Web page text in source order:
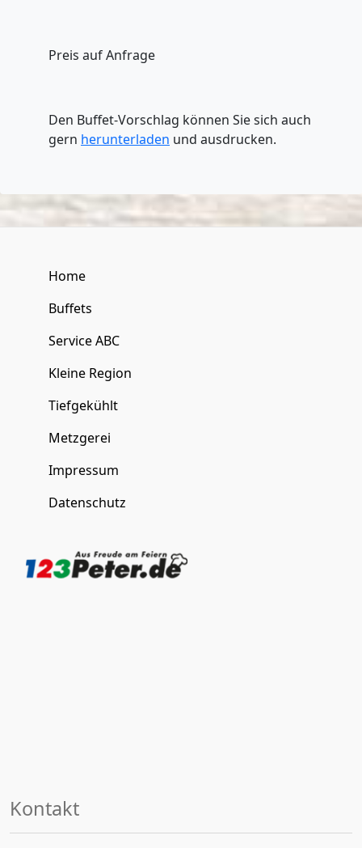
Preis auf Anfrage
Den Buffet-Vorschlag können Sie sich auch
gern herunterladen und ausdrucken.
Home
Buffets
Service ABC
Kleine Region
Tiefgekühlt
Metzgerei
Impressum
Datenschutz
Kontakt